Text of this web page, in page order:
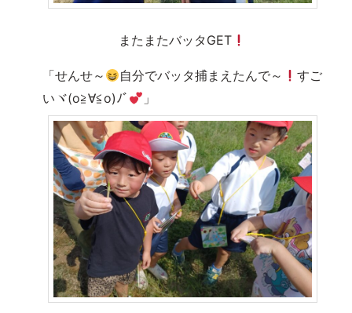
またまたバッタGET
「せんせ～ 自分でバッタ捕まえたんで～
すご
いヾ(o≧∀≦o)ﾉﾞ
」